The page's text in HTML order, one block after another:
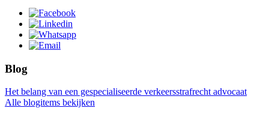
Blog
Het belang van een gespecialiseerde verkeersstrafrecht advocaat
Alle blogitems bekijken